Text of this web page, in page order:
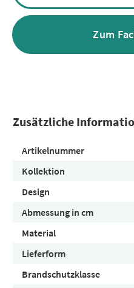
Zum
Zusätzliche
Artikelnummer
Kollektion
Design
Abmessung in cm
Material
Lieferform
Brandschutzklasse